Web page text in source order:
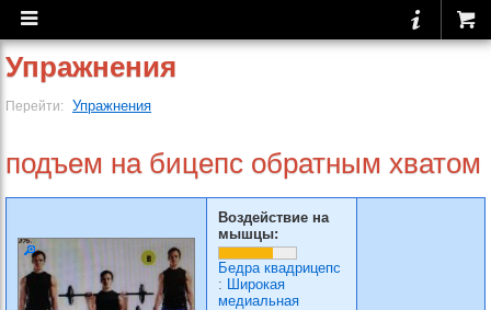
Упражнения
Перейти: Упражнения
подъем на бицепс обратным хватом
Воздействие на
мышцы:
Бедра квадрицепс
: Широкая
медиальная